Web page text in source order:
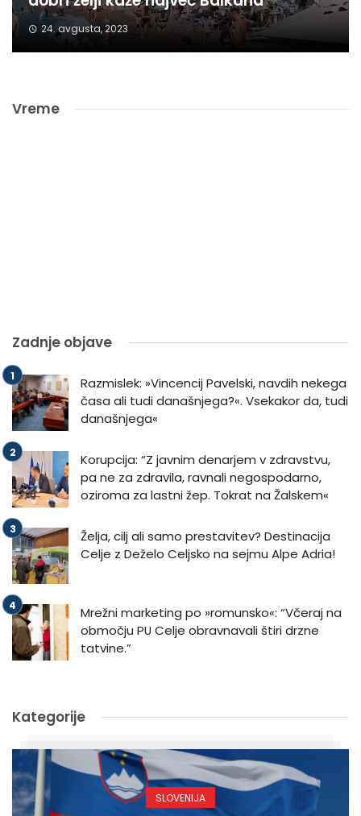
24. avgusta, 2023
Vreme
Zadnje objave
Razmislek: »Vincencij Pavelski, navdih nekega
časa ali tudi današnjega?«. Vsekakor da, tudi
današnjega«
Korupcija: “Z javnim denarjem v zdravstvu,
pa ne za zdravila, ravnali negospodarno,
oziroma za lastni žep. Tokrat na Žalskem«
Želja, cilj ali samo prestavitev? Destinacija
Celje z Deželo Celjsko na sejmu Alpe Adria!
Mrežni marketing po »romunsko«: “Včeraj na
območju PU Celje obravnavali štiri drzne
tatvine.”
Kategorije
SLOVENIJA